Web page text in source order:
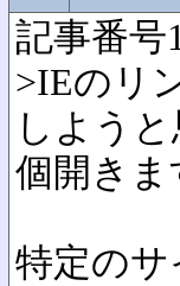
記事番号
>IEのリ
しよう
個開きま
特定のサ